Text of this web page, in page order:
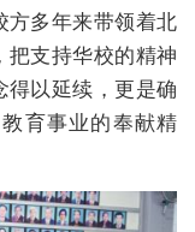
方多年来带领着北
把支持华校的精神
得以延续，更是确
育事业的奉献精